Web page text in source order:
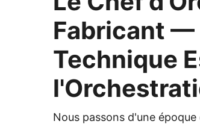
Fabricant —
Technique
Nous passons d'une